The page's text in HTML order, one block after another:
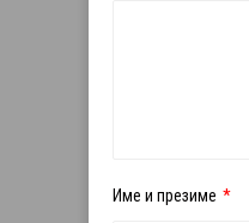
Име и презиме *